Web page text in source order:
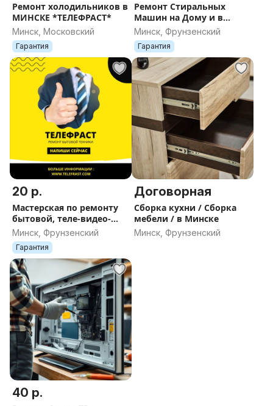
Ремонт холодильников в
МИНСКЕ *ТЕЛЕФРАСТ*
Минск, Московский
Гарантия
Ремонт Стиральных
Машин на Дому и в
Мастерской
Минск, Фрунзенский
Гарантия
20 р.
Мастерская по ремонту
бытовой, теле-видео-
аудио техники.
Кунцевщина
Минск, Фрунзенский
Гарантия
Договорная
Сборка кухни / Сборка
мебели / в Минске
Минск, Фрунзенский
40 р.